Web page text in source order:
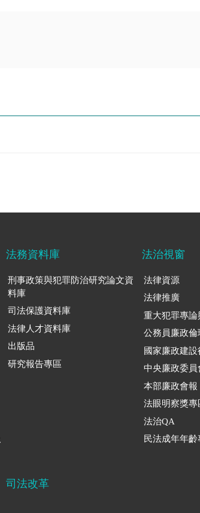
法務資料庫
刑事政策與犯罪防治研究論文資
料庫
司法保護資料庫
法律人才資料庫
出版品
研究報告專區
法治視窗
法律資源
法律推廣
重大犯罪專論
公務員廉政倫
國家廉政建設
中央廉政委員
本部廉政會報
法眼明察獎專
法治QA
民法成年年齡
司法改革